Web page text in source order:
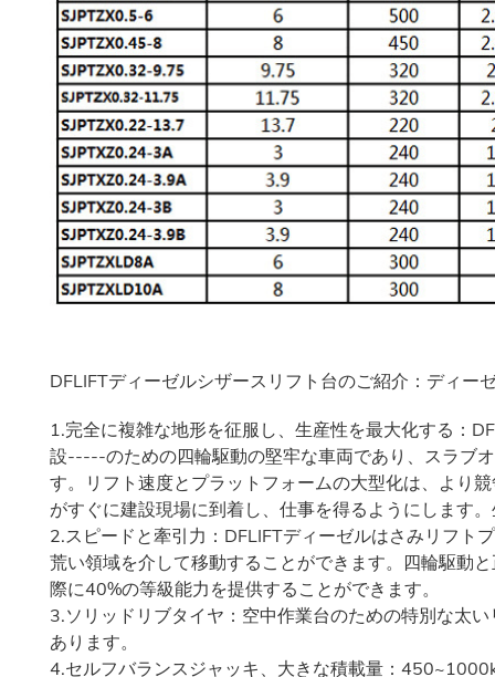
DFLIFTディーゼルシザースリフト台のご紹介：ディー
1.完全に複雑な地形を征服し、生産性を最大化する：
設-----のための四輪駆動の堅牢な車両であり、スラブ
す。リフト速度とプラットフォームの大型化は、より
がすぐに建設現場に到着し、仕事を得るようにします
2.スピードと牽引力：DFLIFTディーゼルはさみリフト
荒い領域を介して移動することができます。四輪駆動
際に40%の等級能力を提供することができます。
3.ソリッドリブタイヤ：空中作業台のための特別な太
あります。
4.セルフバランスジャッキ、大きな積載量：